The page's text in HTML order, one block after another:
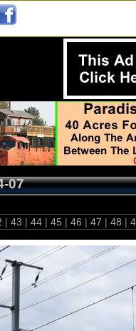
07
| 43 | 44 | 45 | 46 | 47 | 48 |